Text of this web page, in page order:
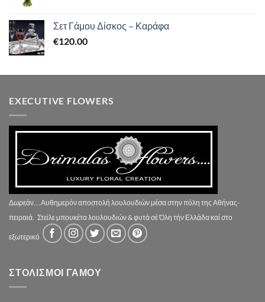
Σετ Γάμου Δίσκος – Καράφα
€120.00
EXECUTIVE FLOWERS
Δωρεάν....Αυθημερόν αποστολή λουλουδιών μέσα στην πόλη της Αθήνας-
πειραιά. Στείλε μπουκέτα λουλουδιών & φυτά σέ Όλη τήν Ελλάδα καί στο
εξωτερικό
ΣΤΟΛΙΣΜΟΙ ΓΑΜΟΥ